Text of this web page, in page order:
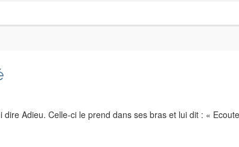
Adieu. Celle-ci le prend dans ses bras et lui dit : «